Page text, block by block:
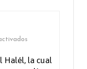
Salmo
Halél, la cual